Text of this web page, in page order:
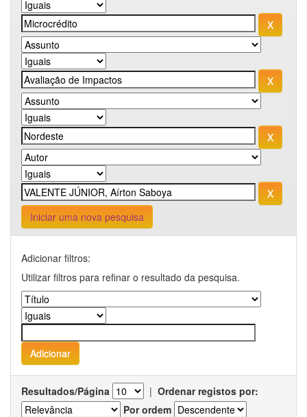
Iniciar uma nova pesquisa
Adicionar filtros:
Utilizar filtros para refinar o resultado da pesquisa.
Resultados/Página | Ordenar registos por:
Por ordem